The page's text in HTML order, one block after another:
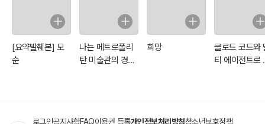
[요약발췌본] 모
순
나는 메트로폴리
탄 미술관의 경비
희망
클로드 코드와
티 에이전트로
로그인공지사항FAQ이용권 등록개인정보처리방침청소년보호정책